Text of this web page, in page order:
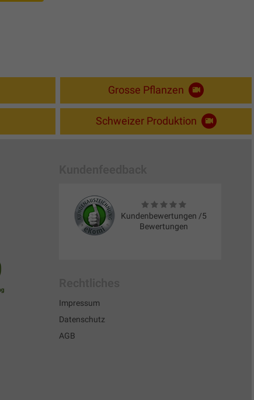
Grosse Pflanzen
Schweizer Produktion
Kundenbewertungen /5
Bewertungen
Impressum
Datenschutz
AGB